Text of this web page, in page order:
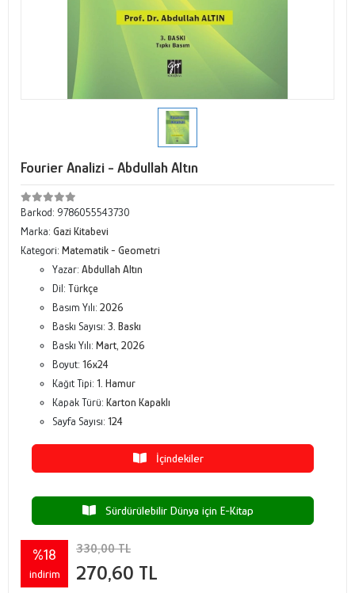
Fourier Analizi - Abdullah Altın
Barkod: 9786055543730
Marka: Gazi Kitabevi
Kategori: Matematik - Geometri
Yazar: Abdullah Altın
Dil: Türkçe
Basım Yılı: 2026
Baskı Sayısı: 3. Baskı
Baskı Yılı: Mart, 2026
Boyut: 16x24
Kağıt Tipi: 1. Hamur
Kapak Türü: Karton Kapaklı
Sayfa Sayısı: 124
İçindekiler
Sürdürülebilir Dünya için E-Kitap
%18
indirim
330,00 TL
270,60 TL